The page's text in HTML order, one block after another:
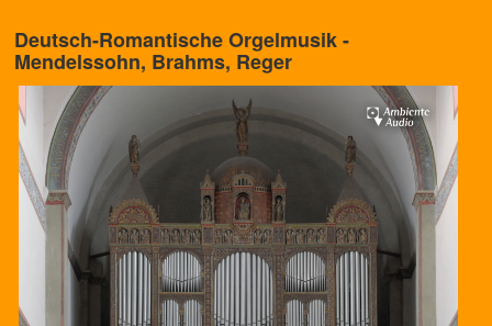
Deutsch-Romantische Orgelmusik -
Mendelssohn, Brahms, Reger